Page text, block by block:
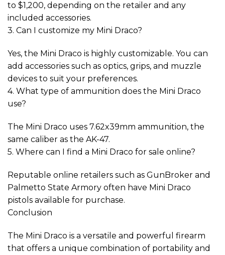
to $1,200, depending on the retailer and any
included accessories.
3. Can I customize my Mini Draco?
Yes, the Mini Draco is highly customizable. You can
add accessories such as optics, grips, and muzzle
devices to suit your preferences.
4. What type of ammunition does the Mini Draco
use?
The Mini Draco uses 7.62x39mm ammunition, the
same caliber as the AK-47.
5. Where can I find a Mini Draco for sale online?
Reputable online retailers such as GunBroker and
Palmetto State Armory often have Mini Draco
pistols available for purchase.
Conclusion
The Mini Draco is a versatile and powerful firearm
that offers a unique combination of portability and